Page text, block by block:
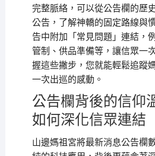
完整脈絡，可以從公告欄的歷
公告，了解神轎的固定路線與
告中附加「常見問題」連結，
管制、供品準備等，讓信眾一
握這些撇步，您就能輕鬆追蹤
一次出巡的感動。
公告欄背後的信仰
如何深化信眾連結
山邊媽祖宮將最新消息公告欄